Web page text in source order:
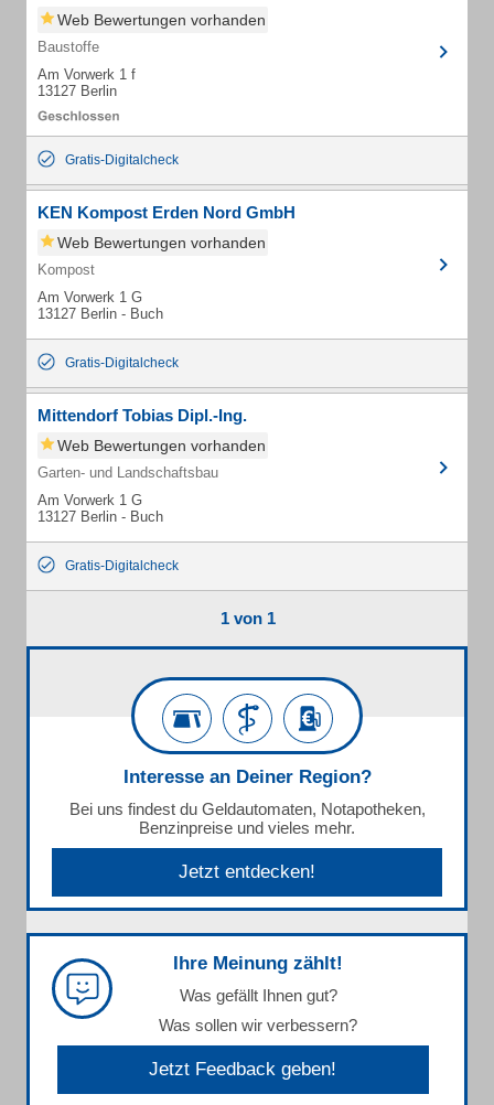
Web Bewertungen vorhanden
Baustoffe
Am Vorwerk 1 f
13127 Berlin
Gratis-Digitalcheck
KEN Kompost Erden Nord GmbH
Web Bewertungen vorhanden
Kompost
Am Vorwerk 1 G
13127 Berlin - Buch
Gratis-Digitalcheck
Mittendorf Tobias Dipl.-Ing.
Web Bewertungen vorhanden
Garten- und Landschaftsbau
Am Vorwerk 1 G
13127 Berlin - Buch
Gratis-Digitalcheck
1 von 1
Interesse an Deiner Region?
Bei uns findest du Geldautomaten, Notapotheken,
Benzinpreise und vieles mehr.
Jetzt entdecken!
Ihre Meinung zählt!
Was gefällt Ihnen gut?
Was sollen wir verbessern?
Jetzt Feedback geben!